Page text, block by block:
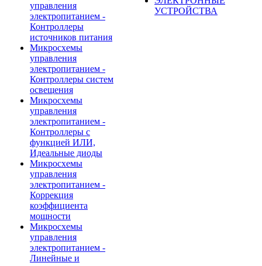
управления
электропитанием -
Контроллеры
источников питания
Микросхемы
управления
электропитанием -
Контроллеры систем
освещения
Микросхемы
управления
электропитанием -
Контроллеры с
функцией ИЛИ,
Идеальные диоды
Микросхемы
управления
электропитанием -
Коррекция
коэффициента
мощности
Микросхемы
управления
электропитанием -
Линейные и
УСТРОЙСТВА